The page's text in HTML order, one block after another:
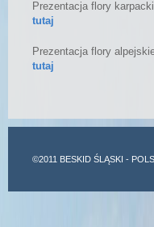
Prezentacja flory
tutaj
Prezentacja flory
tutaj
©2011 BESKID ŚLĄSKI -